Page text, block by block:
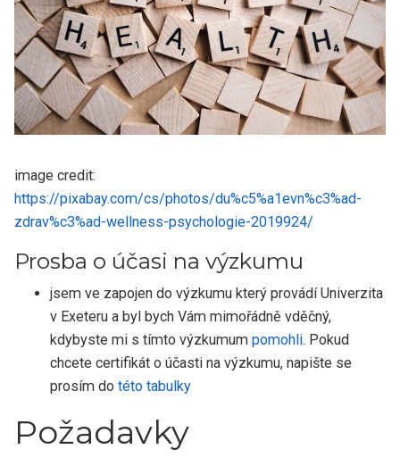
image credit:
https://pixabay.com/cs/photos/du%c5%a1evn%c3%ad-
zdrav%c3%ad-wellness-psychologie-2019924/
Prosba o účasi na výzkumu
jsem ve zapojen do výzkumu který provádí Univerzita
v Exeteru a byl bych Vám mimořádně vděčný,
kdybyste mi s tímto výzkumumpomohli. Pokud
chcete certifikát o účasti na výzkumu, napište se
prosím dotéto tabulky
Požadavky